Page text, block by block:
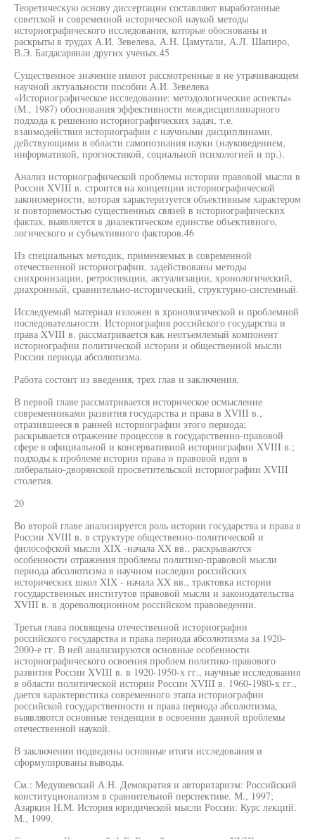
Теоретическую основу диссертации составляют выработанные
советской и современной исторической наукой методы
историографического исследования, которые обоснованы и
раскрыты в трудах А.И. Зевелева, А.Н. Цамутали, А.Л. Шапиро,
В.Э. Багдасарянаи других ученых.45
Существенное значение имеют рассмотренные в не утрачивающем
научной актуальности пособии А.И. Зевелева
«Историографическое исследование: методологические аспекты»
(М., 1987) обоснования эффективности междисциплинарного
подхода к решению историографических задач, т.е.
взаимодействия историографии с научными дисциплинами,
действующими в области самопознания науки (науковедением,
информатикой, прогностикой, социальной психологией и пр.).
Анализ историографической проблемы истории правовой мысли в
России XVIII в. строится на концепции историографической
закономерности, которая характеризуется объективным характером
и повторяемостью существенных связей в историографических
фактах, выявляется в диалектическом единстве объективного,
логического и субъективного факторов.46
Из специальных методик, применяемых в современной
отечественной историографии, задействованы методы
синхронизации, ретроспекции, актуализации, хронологический,
диахронный, сравнительно-исторический, структурно-системный.
Исследуемый материал изложен в хронологической и проблемной
последовательности. Историография российского государства и
права XVIII в. рассматривается как неотъемлемый компонент
историографии политической истории и общественной мысли
России периода абсолютизма.
Работа состоит из введения, трех глав и заключения.
В первой главе рассматривается историческое осмысление
современниками развития государства и права в XVIII в.,
отразившееся в ранней историографии этого периода;
раскрывается отражение процессов в государственно-правовой
сфере в официальной и консервативной историографии XVIII в.;
подходы к проблеме истории права и правовой идеи в
либерально-дворянской просветительской историографии XVIII
столетия.
20
Во второй главе анализируется роль истории государства и права в
России XVIII в. в структуре общественно-политической и
философской мысли XIX -начала XX вв., раскрываются
особенности отражения проблемы политико-правовой мысли
периода абсолютизма в научном наследии российских
исторических школ XIX - начала XX вв., трактовка истории
государственных институтов правовой мысли и законодательства
XVIII в. в дореволюционном российском правоведении.
Третья глава посвящена отечественной историографии
российского государства и права периода абсолютизма за 1920-
2000-е гг. В ней анализируются основные особенности
историографического освоения проблем политико-правового
развития России XVIII в. в 1920-1950-х гг., научные исследования
в области политической истории России XVIII в. 1960-1980-х гг.,
дается характеристика современного этапа историографии
российской государственности и права периода абсолютизма,
выявляются основные тенденции в освоении данной проблемы
отечественной наукой.
В заключении подведены основные итоги исследования и
сформулированы выводы.
См.: Медушевский А.Н. Демократия и авторитаризм: Российский
конституционализм в сравнительной перспективе. М., 1997;
Азаркин Н.М. История юридической мысли России: Курс лекций.
М., 1999.